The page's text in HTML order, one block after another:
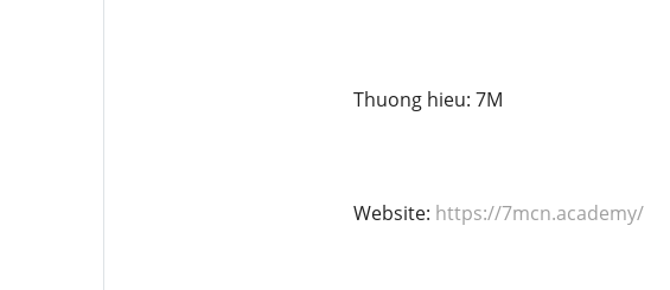
Thuong hieu: 7M
Website: https://7mcn.academy/